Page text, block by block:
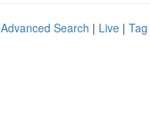
Advanced Search | Live |